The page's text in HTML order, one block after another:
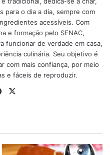
simples práticas e
que agrada a quase todo
aí é que fica ainda
de brigadeiro ou doce
para o dia a dia, sempre com
acessíveis. Com
e formação pelo SENAC,
funcionar de verdade em casa,
culinária. Seu objetivo é
com mais confiança, por meio
e fáceis de reproduzir.
Facebook